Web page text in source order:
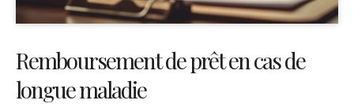
Remboursement de prêt en cas de
longue maladie